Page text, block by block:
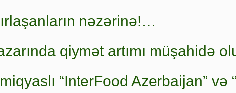
nəzərinə!…
qiymət artımı müşahidə
“InterFood Azerbaijan” və